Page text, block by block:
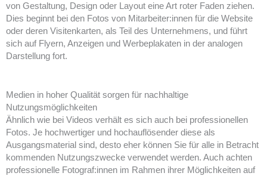
von Gestaltung, Design oder Layout eine Art roter Faden ziehen.
Dies beginnt bei den Fotos von Mitarbeiter:innen für die Website
oder deren Visitenkarten, als Teil des Unternehmens, und führt
sich auf Flyern, Anzeigen und Werbeplakaten in der analogen
Darstellung fort.
Medien in hoher Qualität sorgen für nachhaltige
Nutzungsmöglichkeiten
Ähnlich wie bei Videos verhält es sich auch bei professionellen
Fotos. Je hochwertiger und hochauflösender diese als
Ausgangsmaterial sind, desto eher können Sie für alle in Betracht
kommenden Nutzungszwecke verwendet werden. Auch achten
professionelle Fotograf:innen im Rahmen ihrer Möglichkeiten auf